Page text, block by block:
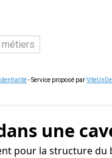
métiers
- Service proposé par
une
pour la structure